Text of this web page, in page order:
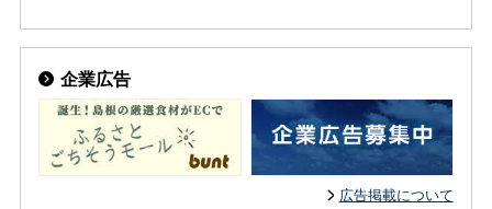
企業広告
広告掲載について